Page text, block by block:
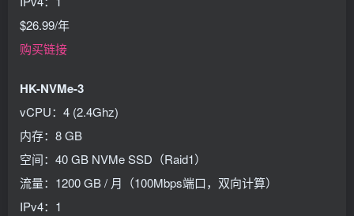
$26.99/年
购买链接
HK-NVMe-3
vCPU：4 (2.4Ghz)
内存：8 GB
空间：40 GB NVMe SSD（Raid1）
流量：1200 GB / 月（100Mbps端口，双向计算）
IPv4：1